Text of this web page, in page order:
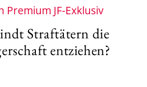
JF-Exklusiv
Straftätern die
entziehen?